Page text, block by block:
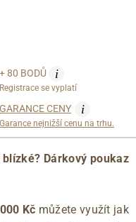
+ 80 BODŮ i
Registrace se vyplatí
GARANCE CENY i
Garance nejnižší cenu na trhu.
Dárkový poukaz
Kč můžete využít jak